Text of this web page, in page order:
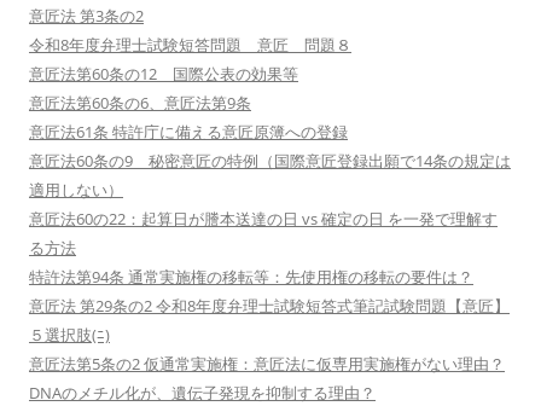
意匠法 第3条の2
令和8年度弁理士試験短答問題 意匠 問題８
意匠法第60条の12 国際公表の効果等
意匠法第60条の6、意匠法第9条
意匠法61条 特許庁に備える意匠原簿への登録
意匠法60条の9 秘密意匠の特例（国際意匠登録出願で14条の規定は
適用しない）
意匠法60の22：起算日が謄本送達の日 vs 確定の日 を一発で理解す
る方法
特許法第94条 通常実施権の移転等：先使用権の移転の要件は？
意匠法 第29条の2 令和8年度弁理士試験短答式筆記試験問題【意匠】
５選択肢(ﾆ)
意匠法第5条の2 仮通常実施権：意匠法に仮専用実施権がない理由？
DNAのメチル化が、遺伝子発現を抑制する理由？